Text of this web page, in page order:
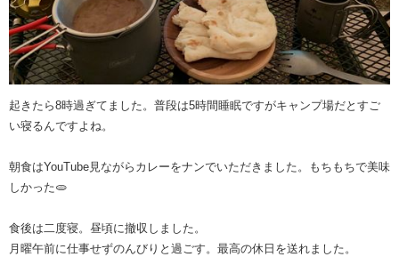
起きたら8時過ぎてました。普段は5時間睡眠ですがキャンプ場だとすご
い寝るんですよね。
朝食はYouTube見ながらカレーをナンでいただきました。もちもちで美味
しかった🫓
食後は二度寝。昼頃に撤収しました。
月曜午前に仕事せずのんびりと過ごす。最高の休日を送れました。